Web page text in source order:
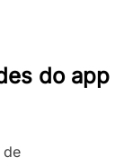
do app
de